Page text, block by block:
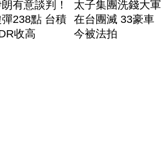
有意談判！
238點 台積
收高
太子集團洗錢大軍
在台團滅 33豪車
今被法拍